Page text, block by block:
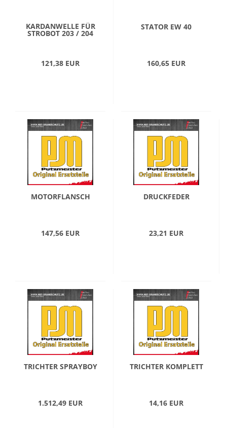
KARDANWELLE FÜR
STROBOT 203 / 204
121,38 EUR
STATOR EW 40
160,65 EUR
MOTORFLANSCH
147,56 EUR
DRUCKFEDER
23,21 EUR
TRICHTER SPRAYBOY
1.512,49 EUR
TRICHTER KOMPLETT
14,16 EUR